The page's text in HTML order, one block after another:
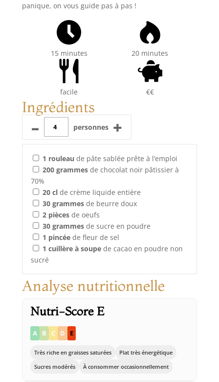
panique, on vous guide pas à pas !
15 minutes 20 minutes
facile €€
Ingrédients
– personnes +
1 rouleau de pâte sablée prête à l’emploi
200 grammesde chocolat noir pâtissier à
70%
20 clde crème liquide entière
30 grammesde beurre doux
2 piècesde oeufs
30 grammesde sucre en poudre
1 pincéede fleur de sel
1 cuillère à soupede cacao en poudre non
sucré
Analyse nutritionnelle
Nutri-Score E
A B C D E
Très riche en graisses saturées
Plat très énergétique
Sucres modérés
À consommer occasionnellement